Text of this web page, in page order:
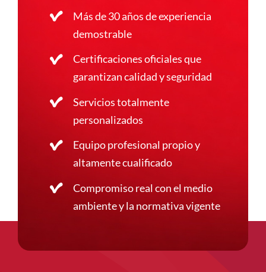
Más de 30 años de experiencia
demostrable
Certificaciones oficiales que
garantizan calidad y seguridad
Servicios totalmente
personalizados
Equipo profesional propio y
altamente cualificado
Compromiso real con el medio
ambiente y la normativa vigente